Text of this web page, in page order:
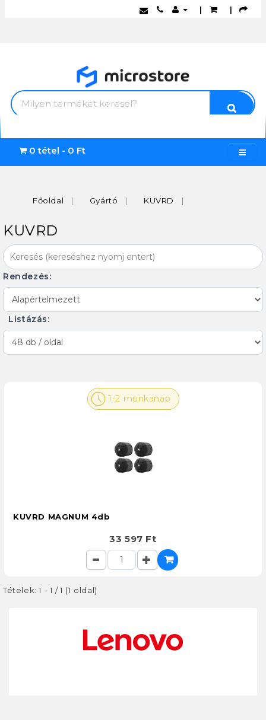
| |
0 tétel - 0 Ft
Főoldal Gyártó KUVRD
KUVRD
Rendezés:
Listázás:
1-2 munkanap
KUVRD MAGNUM 4db
33 597 Ft
Tételek: 1 - 1 / 1 (1 oldal)